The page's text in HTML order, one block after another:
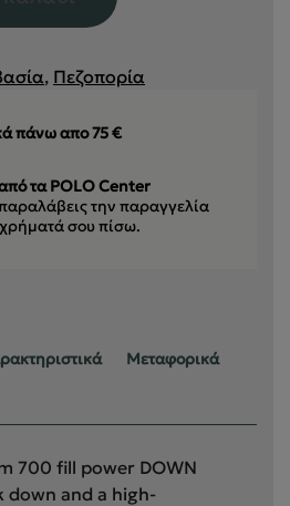
, Πεζοπορία
πάνω απο 75 €
τα POLO Center
την παραγγελία
σου πίσω.
Μεταφορικά
700 fill power DOWN
down and a high-